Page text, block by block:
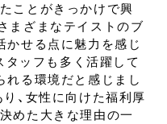
ことがきっかけで興
まざまなテイストのブ
かせる点に魅力を感じ
タッフも多く活躍して
れる環境だと感じまし
、女性に向けた福利厚
めた大きな理由の一